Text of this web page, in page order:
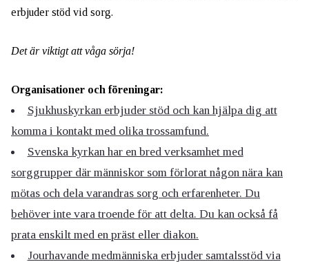
erbjuder stöd vid sorg.
Det är viktigt att våga sörja!
Organisationer och föreningar:
Sjukhuskyrkan erbjuder stöd och kan hjälpa dig att
komma i kontakt med olika trossamfund.
Svenska kyrkan har en bred verksamhet med
sorggrupper där människor som förlorat någon nära kan
mötas och dela varandras sorg och erfarenheter. Du
behöver inte vara troende för att delta. Du kan också få
prata enskilt med en präst eller diakon.
Jourhavande medmänniska erbjuder samtalsstöd via